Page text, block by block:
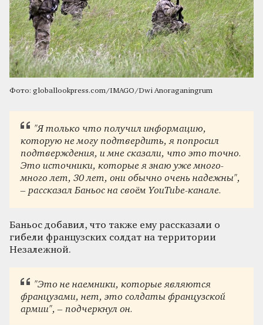
Фото: globallookpress.com/IMAGO/Dwi Anoraganingrum
"Я только что получил информацию,
которую не могу подтвердить, я попросил
подтверждения, и мне сказали, что это точно.
Это источники, которые я знаю уже много-
много лет, 30 лет, они обычно очень надежны",
– рассказал Баньос на своём YouTube-канале.
Баньос добавил, что также ему рассказали о
гибели французских солдат на территории
Незалежной.
"Это не наемники, которые являются
французами, нет, это солдаты французской
армии", – подчеркнул он.